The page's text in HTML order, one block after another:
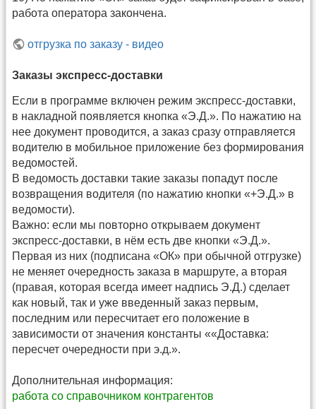
работа оператора закончена.
отгрузка по заказу - видео
Заказы экспресс-доставки
Если в программе включен режим экспресс-доставки,
в накладной появляется кнопка «Э.Д.». По нажатию на
нее документ проводится, а заказ сразу отправляется
водителю в мобильное приложение без формирования
ведомостей.
В ведомость доставки такие заказы попадут после
возвращения водителя (по нажатию кнопки «+Э.Д.» в
ведомости).
Важно: если мы повторно открываем документ
экспресс-доставки, в нём есть две кнопки «Э.Д.».
Первая из них (подписана «ОК» при обычной отгрузке)
не меняет очередность заказа в маршруте, а вторая
(правая, которая всегда имеет надпись Э.Д.) сделает
как новый, так и уже введенный заказ первым,
последним или пересчитает его положение в
зависимости от значения константы ««Доставка:
пересчет очередности при э.д.».
Дополнительная информация:
работа со справочником контрагентов